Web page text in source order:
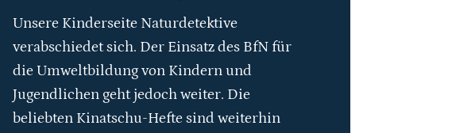
Unsere Kinderseite Naturdetektive
verabschiedet sich. Der Einsatz des BfN für
die Umweltbildung von Kindern und
Jugendlichen geht jedoch weiter. Die
beliebten Kinatschu-Hefte sind weiterhin